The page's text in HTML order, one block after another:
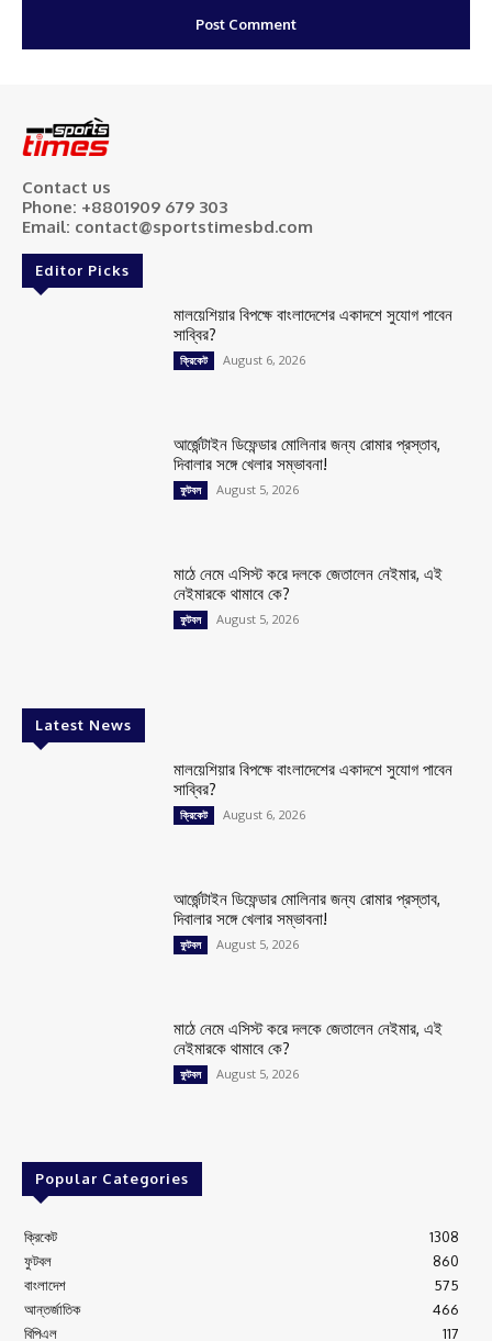
Contact us
Phone: +8801909 679 303
Email: contact@sportstimesbd.com
Editor Picks
মালয়েশিয়ার বিপক্ষে বাংলাদেশের একাদশে সুযোগ পাবেন
সাব্বির?
ক্রিকেট August 6, 2026
আর্জেন্টাইন ডিফেন্ডার মোলিনার জন্য রোমার প্রস্তাব,
দিবালার সঙ্গে খেলার সম্ভাবনা!
ফুটবল August 5, 2026
মাঠে নেমে এসিস্ট করে দলকে জেতালেন নেইমার, এই
নেইমারকে থামাবে কে?
ফুটবল August 5, 2026
Latest News
মালয়েশিয়ার বিপক্ষে বাংলাদেশের একাদশে সুযোগ পাবেন
সাব্বির?
ক্রিকেট August 6, 2026
আর্জেন্টাইন ডিফেন্ডার মোলিনার জন্য রোমার প্রস্তাব,
দিবালার সঙ্গে খেলার সম্ভাবনা!
ফুটবল August 5, 2026
মাঠে নেমে এসিস্ট করে দলকে জেতালেন নেইমার, এই
নেইমারকে থামাবে কে?
ফুটবল August 5, 2026
Popular Categories
ক্রিকেট
1308
ফুটবল
860
বাংলাদেশ
575
আন্তর্জাতিক
466
বিপিএল
117